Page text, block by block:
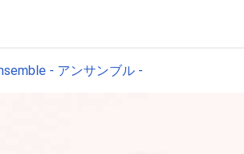
- アンサンブル -